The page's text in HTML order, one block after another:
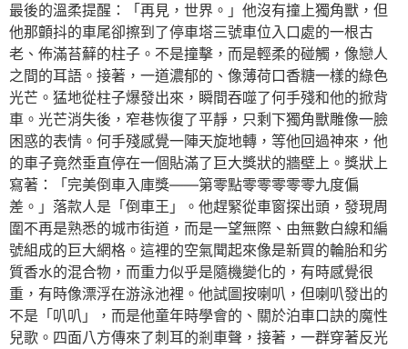
最後的溫柔提醒：「再見，世界。」他沒有撞上獨角獸，但
他那顫抖的車尾卻擦到了停車塔三號車位入口處的一根古
老、佈滿苔蘚的柱子。不是撞擊，而是輕柔的碰觸，像戀人
之間的耳語。接著，一道濃郁的、像薄荷口香糖一樣的綠色
光芒。猛地從柱子爆發出來，瞬間吞噬了何手殘和他的掀背
車。光芒消失後，窄巷恢復了平靜，只剩下獨角獸雕像一臉
困惑的表情。何手殘感覺一陣天旋地轉，等他回過神來，他
的車子竟然垂直停在一個貼滿了巨大獎狀的牆壁上。獎狀上
寫著：「完美倒車入庫獎——第零點零零零零零九度偏
差。」落款人是「倒車王」。他趕緊從車窗探出頭，發現周
圍不再是熟悉的城市街道，而是一望無際、由無數白線和編
號組成的巨大網格。這裡的空氣聞起來像是新買的輪胎和劣
質香水的混合物，而重力似乎是隨機變化的，有時感覺很
重，有時像漂浮在游泳池裡。他試圖按喇叭，但喇叭發出的
不是「叭叭」，而是他童年時學會的、關於泊車口訣的魔性
兒歌。四面八方傳來了刺耳的剎車聲，接著，一群穿著反光